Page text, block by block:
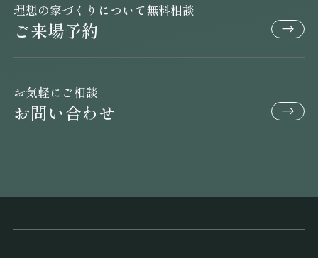
理想の家づくりについて無料相談
ご来場予約
お気軽にご相談
お問い合わせ